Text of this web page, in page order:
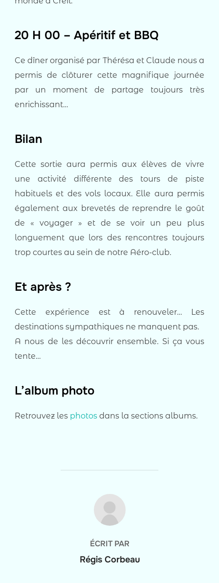
20 H 00 – Apéritif et BBQ
Ce dîner organisé par Thérésa et Claude nous a
permis de clôturer cette magnifique journée
par un moment de partage toujours très
enrichissant…
Bilan
Cette sortie aura permis aux élèves de vivre
une activité différente des tours de piste
habituels et des vols locaux. Elle aura permis
également aux brevetés de reprendre le goût
de « voyager » et de se voir un peu plus
longuement que lors des rencontres toujours
trop courtes au sein de notre Aéro-club.
Et après ?
Cette expérience est à renouveler… Les
destinations sympathiques ne manquent pas.
A nous de les découvrir ensemble. Si ça vous
tente…
L’album photo
Retrouvez les photos dans la sections albums.
AUTEUR DE LA PUBLICATION
ÉCRIT PAR
Régis Corbeau